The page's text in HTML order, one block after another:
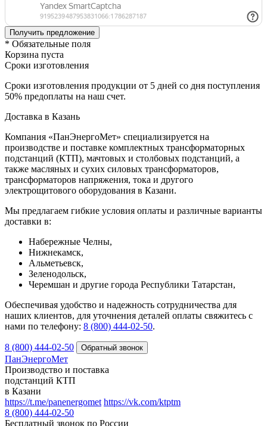
* Обязательные поля
Корзина пуста
Сроки изготовления
Сроки изготовления продукции от 5 дней со дня поступления
50% предоплаты на наш счет.
Доставка в Казань
Компания «ПанЭнергоМет» специализируется на
производстве и поставке комплектных трансформаторных
подстанций (КТП), мачтовых и столбовых подстанций, а
также масляных и сухих силовых трансформаторов,
трансформаторов напряжения, тока и другого
электрощитового оборудования в Казани.
Мы предлагаем гибкие условия оплаты и различные варианты
доставки в:
Набережные Челны,
Нижнекамск,
Альметьевск,
Зеленодольск,
Черемшан и другие города Республики Татарстан,
Обеспечивая удобство и надежность сотрудничества для
наших клиентов, для уточнения деталей оплаты свяжитесь с
нами по телефону: 8 (800) 444-02-50.
8 (800) 444-02-50
ПанЭнергоМет
Производство и поставка
подстанций КТП
в Казани
https://t.me/panenergomet https://vk.com/ktptm
8 (800) 444-02-50
Бесплатный звонок по России